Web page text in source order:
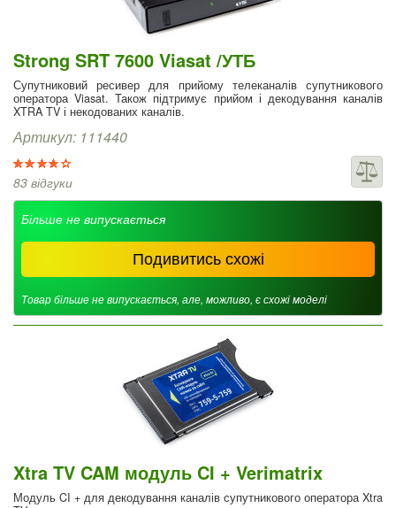
Strong SRT 7600 Viasat /УТБ
Супутниковий ресивер для прийому телеканалів супутникового
оператора Viasat. Також підтримує прийом і декодування каналів
XTRA TV і некодованих каналів.
Артикул: 111440
83 відгуки
Більше не випускається
Подивитись схожі
Товар більше не випускається, але, можливо, є схожі моделі
Xtra TV CAM модуль CI + Verimatrix
Модуль CI + для декодування каналів супутникового оператора Xtra